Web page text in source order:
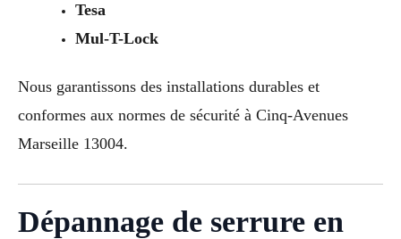
Tesa
Mul-T-Lock
Nous garantissons des installations durables et
conformes aux normes de sécurité à Cinq-Avenues
Marseille 13004.
Dépannage de serrure en